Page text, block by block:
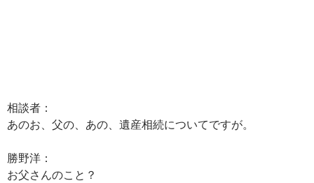
相談者：
あのお、父の、あの、遺産相続についてですが。
勝野洋：
お父さんのこと？